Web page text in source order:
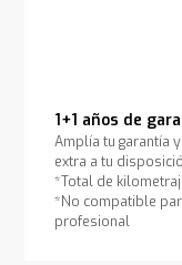
1+1 años de
Amplía tu garantía
extra a tu
*Total de
*No compatible
profesional